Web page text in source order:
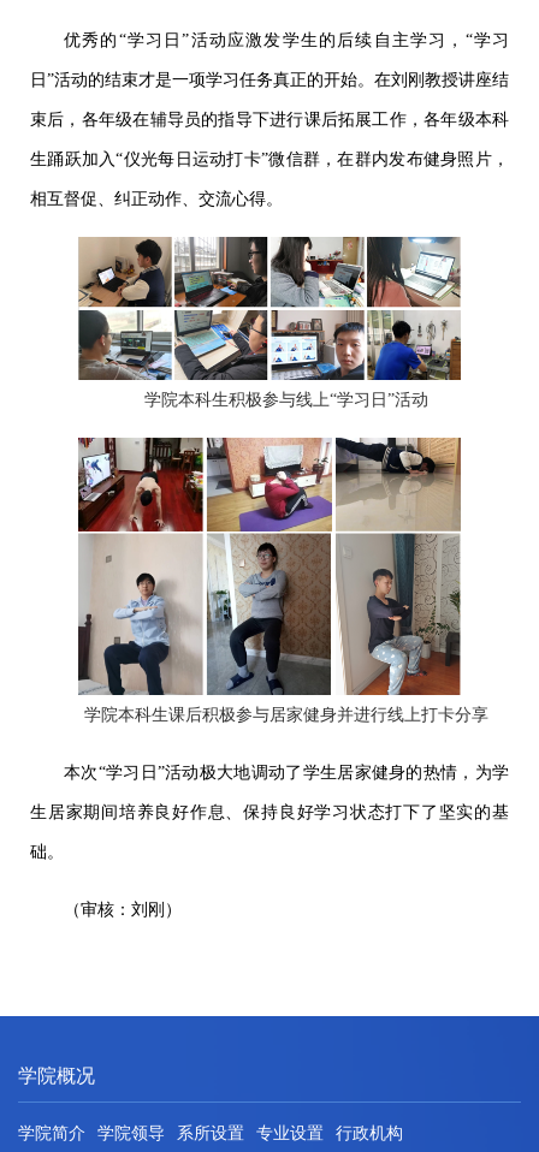
优秀的“学习日”活动应激发学生的后续自主学习，“学习
日”活动的结束才是一项学习任务真正的开始。在刘刚教授讲座结
束后，各年级在辅导员的指导下进行课后拓展工作，各年级本科
生踊跃加入“仪光每日运动打卡”微信群，在群内发布健身照片，
相互督促、纠正动作、交流心得。
学院本科生积极参与线上“学习日”活动
学院本科生课后积极参与居家健身并进行线上打卡分享
本次“学习日”活动极大地调动了学生居家健身的热情，为学
生居家期间培养良好作息、保持良好学习状态打下了坚实的基
础。
（审核：刘刚）
学院概况
学院简介 学院领导 系所设置 专业设置 行政机构